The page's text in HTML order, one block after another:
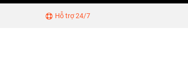
Hỗ trợ 24/7